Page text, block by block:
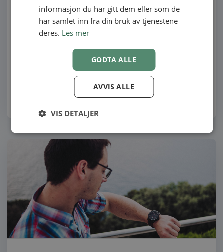
Partnerskapsløsning med EasyPractice
Eier du din egen bedrift? Eller er du en del av en delt
Skrevet av Pia Fanny Blomqvist
15-12-2020 - 6 minutter lesetid
informasjon du har gitt dem eller som de
har samlet inn fra din bruk av tjenestene
deres. Les mer
GODTA ALLE
AVVIS ALLE
VIS DETALJER